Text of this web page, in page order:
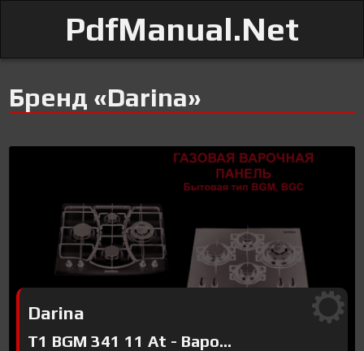
PdfManual.Net
Бренд «Darina»
Darina
T1 BGM 341 11 At - Варо...